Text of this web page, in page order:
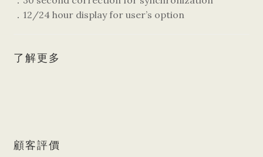
． 12/24 hour display for user’s option
了解更多
顧客評價